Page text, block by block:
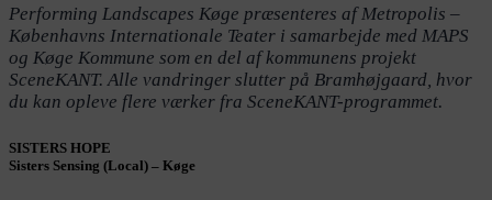
Performing Landscapes Køge præsenteres af Metropolis –
Københavns Internationale Teater i samarbejde med MAPS
og Køge Kommune som en del af kommunens projekt
SceneKANT. Alle vandringer slutter på Bramhøjgaard, hvor
du kan opleve flere værker fra SceneKANT-programmet.
SISTERS HOPE
Sisters Sensing (Local) – Køge